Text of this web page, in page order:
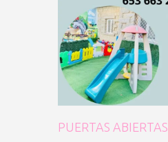
PUERTAS ABIERTAS